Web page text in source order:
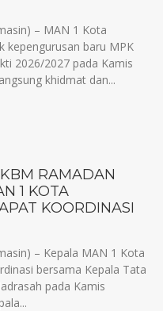
– MAN 1 Kota
kepengurusan baru MPK
2026/2027 pada Kamis
khidmat dan...
RAMADAN
1 KOTA
KOORDINASI
– Kepala MAN 1 Kota
bersama Kepala Tata
pada Kamis